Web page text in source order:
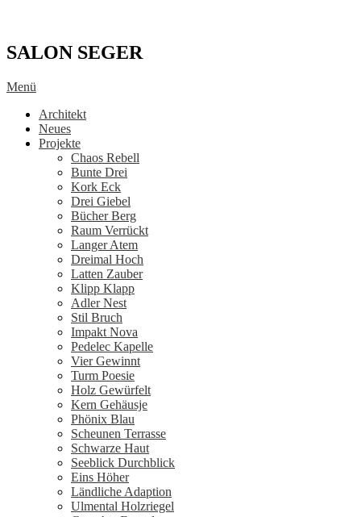
SALON SEGER
Menü
Architekt
Neues
Projekte
Chaos Rebell
Bunte Drei
Kork Eck
Drei Giebel
Bücher Berg
Raum Verrückt
Langer Atem
Dreimal Hoch
Latten Zauber
Klipp Klapp
Adler Nest
Stil Bruch
Impakt Nova
Pedelec Kapelle
Vier Gewinnt
Turm Poesie
Holz Gewürfelt
Kern Gehäusje
Phönix Blau
Scheunen Terrasse
Schwarze Haut
Seeblick Durchblick
Eins Höher
Ländliche Adaption
Ulmental Holzriegel